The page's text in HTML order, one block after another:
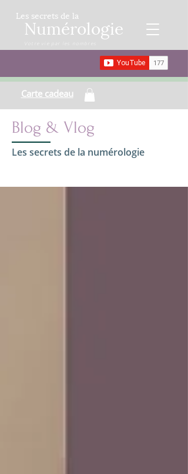
Les secrets de la
Numérologie
Carte cadeau
Blog & Vlog
Les secrets de la numérologie